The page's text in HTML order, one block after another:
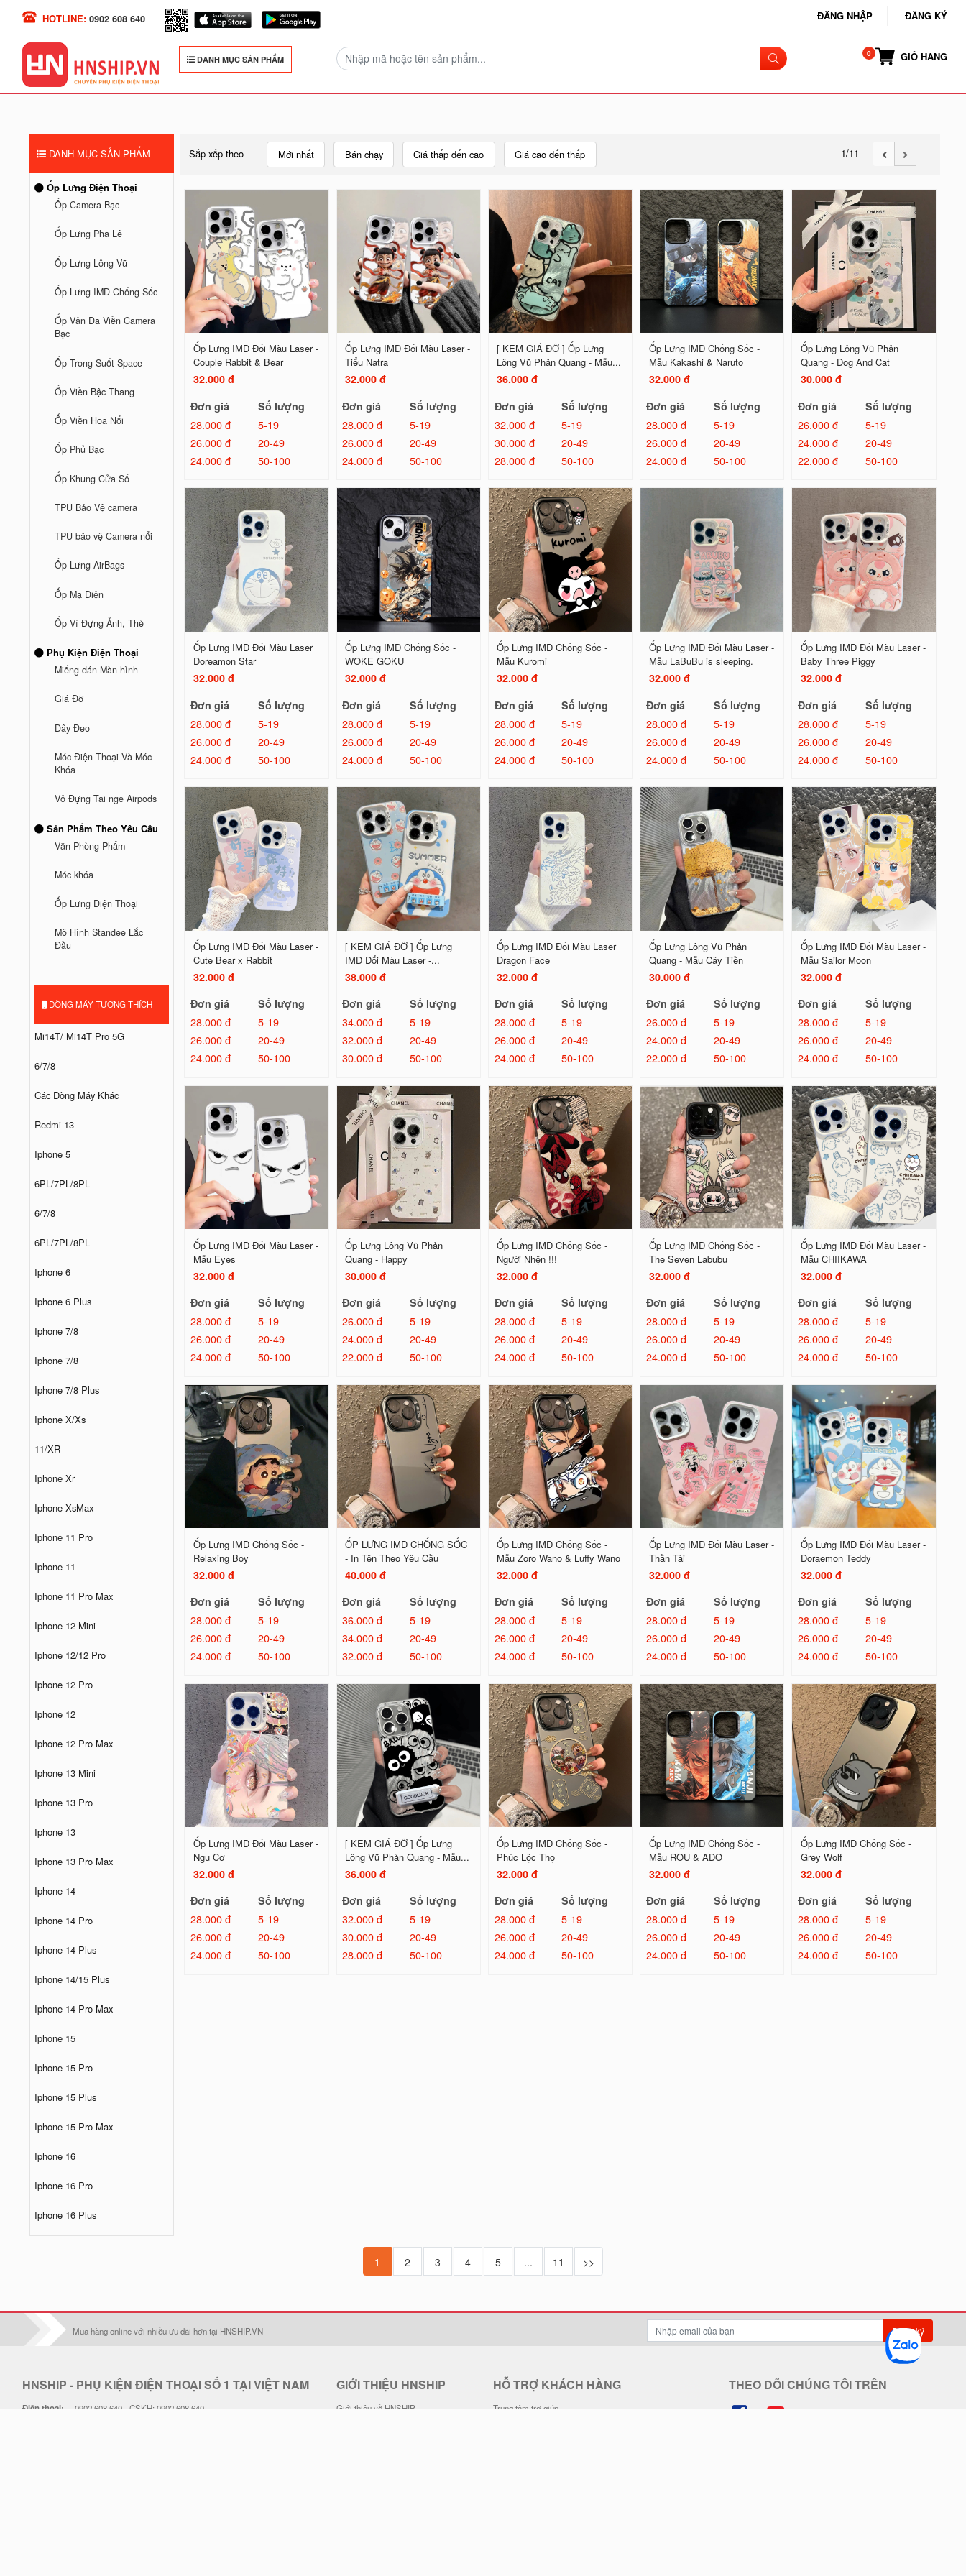
HOTLINE: 0902 608 640 ĐĂNG NHẬP ĐĂNG KÝ
DANH MỤC SẢN PHẨM GIỎ HÀNG
DANH MỤC SẢN PHẨM
Ốp Lưng Điện Thoại
Ốp Camera Bạc
Ốp Lưng Pha Lê
Ốp Lưng Lông Vũ
Ốp Lưng IMD Chống Sốc
Ốp Vân Da Viền Camera
Bạc
Ốp Trong Suốt Space
Ốp Viền Bậc Thang
Ốp Viền Hoa Nổi
Ốp Phủ Bạc
Ốp Khung Cửa Sổ
TPU Bảo Vệ camera
TPU bảo vệ Camera nổi
Ốp Lưng AirBags
Ốp Mạ Điện
Ốp Ví Đựng Ảnh, Thẻ
Phụ Kiện Điện Thoại
Miếng dán Màn hình
Giá Đỡ
Dây Đeo
Móc Điện Thoại Và Móc
Khóa
Vỏ Đựng Tai nge Airpods
Sản Phẩm Theo Yêu Cầu
Văn Phòng Phẩm
Móc khóa
Ốp Lưng Điện Thoại
Mô Hình Standee Lắc
Đầu
DÒNG MÁY TƯƠNG THÍCH
Mi14T/ Mi14T Pro 5G
6/7/8
Các Dòng Máy Khác
Redmi 13
Iphone 5
6PL/7PL/8PL
6/7/8
6PL/7PL/8PL
Iphone 6
Iphone 6 Plus
Iphone 7/8
Iphone 7/8
Iphone 7/8 Plus
Iphone X/Xs
11/XR
Iphone Xr
Iphone XsMax
Iphone 11 Pro
Iphone 11
Iphone 11 Pro Max
Iphone 12 Mini
Iphone 12/12 Pro
Iphone 12 Pro
Iphone 12
Iphone 12 Pro Max
Iphone 13 Mini
Iphone 13 Pro
Iphone 13
Iphone 13 Pro Max
Iphone 14
Iphone 14 Pro
Iphone 14 Plus
Iphone 14/15 Plus
Iphone 14 Pro Max
Iphone 15
Iphone 15 Pro
Iphone 15 Plus
Iphone 15 Pro Max
Iphone 16
Iphone 16 Pro
Iphone 16 Plus
Iphone 17 Air
Oppo F1S/A59
Sắp xếp theo Mới nhất Bán chạy Giá thấp đến cao Giá cao đến thấp 1/11
Ốp Lưng IMD Đổi Màu Laser -
Couple Rabbit & Bear
32.000 đ
Đơn giá
Số lượng
28.000 đ
5-19
26.000 đ
20-49
24.000 đ
50-100
Ốp Lưng IMD Đổi Màu Laser -
Tiểu Natra
32.000 đ
Đơn giá
Số lượng
28.000 đ
5-19
26.000 đ
20-49
24.000 đ
50-100
[ KÈM GIÁ ĐỠ ] Ốp Lưng
Lông Vũ Phản Quang - Mẫu...
36.000 đ
Đơn giá
Số lượng
32.000 đ
5-19
30.000 đ
20-49
28.000 đ
50-100
Ốp Lưng IMD Chống Sốc -
Mẫu Kakashi & Naruto
32.000 đ
Đơn giá
Số lượng
28.000 đ
5-19
26.000 đ
20-49
24.000 đ
50-100
Ốp Lưng Lông Vũ Phản
Quang - Dog And Cat
30.000 đ
Đơn giá
Số lượng
26.000 đ
5-19
24.000 đ
20-49
22.000 đ
50-100
Ốp Lưng IMD Đổi Màu Laser
Doreamon Star
32.000 đ
Đơn giá
Số lượng
28.000 đ
5-19
26.000 đ
20-49
24.000 đ
50-100
Ốp Lưng IMD Chống Sốc -
WOKE GOKU
32.000 đ
Đơn giá
Số lượng
28.000 đ
5-19
26.000 đ
20-49
24.000 đ
50-100
Ốp Lưng IMD Chống Sốc -
Mẫu Kuromi
32.000 đ
Đơn giá
Số lượng
28.000 đ
5-19
26.000 đ
20-49
24.000 đ
50-100
Ốp Lưng IMD Đổi Màu Laser -
Mẫu LaBuBu is sleeping.
32.000 đ
Đơn giá
Số lượng
28.000 đ
5-19
26.000 đ
20-49
24.000 đ
50-100
Ốp Lưng IMD Đổi Màu Laser -
Baby Three Piggy
32.000 đ
Đơn giá
Số lượng
28.000 đ
5-19
26.000 đ
20-49
24.000 đ
50-100
Ốp Lưng IMD Đổi Màu Laser -
Cute Bear x Rabbit
32.000 đ
Đơn giá
Số lượng
28.000 đ
5-19
26.000 đ
20-49
24.000 đ
50-100
[ KÈM GIÁ ĐỠ ] Ốp Lưng
IMD Đổi Màu Laser -...
38.000 đ
Đơn giá
Số lượng
34.000 đ
5-19
32.000 đ
20-49
30.000 đ
50-100
Ốp Lưng IMD Đổi Màu Laser
Dragon Face
32.000 đ
Đơn giá
Số lượng
28.000 đ
5-19
26.000 đ
20-49
24.000 đ
50-100
Ốp Lưng Lông Vũ Phản
Quang - Mẫu Cây Tiền
30.000 đ
Đơn giá
Số lượng
26.000 đ
5-19
24.000 đ
20-49
22.000 đ
50-100
Ốp Lưng IMD Đổi Màu Laser -
Mẫu Sailor Moon
32.000 đ
Đơn giá
Số lượng
28.000 đ
5-19
26.000 đ
20-49
24.000 đ
50-100
Ốp Lưng IMD Đổi Màu Laser -
Mẫu Eyes
32.000 đ
Đơn giá
Số lượng
28.000 đ
5-19
26.000 đ
20-49
24.000 đ
50-100
Ốp Lưng Lông Vũ Phản
Quang - Happy
30.000 đ
Đơn giá
Số lượng
26.000 đ
5-19
24.000 đ
20-49
22.000 đ
50-100
Ốp Lưng IMD Chống Sốc -
Người Nhện !!!
32.000 đ
Đơn giá
Số lượng
28.000 đ
5-19
26.000 đ
20-49
24.000 đ
50-100
Ốp Lưng IMD Chống Sốc -
The Seven Labubu
32.000 đ
Đơn giá
Số lượng
28.000 đ
5-19
26.000 đ
20-49
24.000 đ
50-100
Ốp Lưng IMD Đổi Màu Laser -
Mẫu CHIIKAWA
32.000 đ
Đơn giá
Số lượng
28.000 đ
5-19
26.000 đ
20-49
24.000 đ
50-100
Ốp Lưng IMD Chống Sốc -
Relaxing Boy
32.000 đ
Đơn giá
Số lượng
28.000 đ
5-19
26.000 đ
20-49
24.000 đ
50-100
ỐP LƯNG IMD CHỐNG SỐC
- In Tên Theo Yêu Cầu
40.000 đ
Đơn giá
Số lượng
36.000 đ
5-19
34.000 đ
20-49
32.000 đ
50-100
Ốp Lưng IMD Chống Sốc -
Mẫu Zoro Wano & Luffy Wano
32.000 đ
Đơn giá
Số lượng
28.000 đ
5-19
26.000 đ
20-49
24.000 đ
50-100
Ốp Lưng IMD Đổi Màu Laser -
Thần Tài
32.000 đ
Đơn giá
Số lượng
28.000 đ
5-19
26.000 đ
20-49
24.000 đ
50-100
Ốp Lưng IMD Đổi Màu Laser -
Doraemon Teddy
32.000 đ
Đơn giá
Số lượng
28.000 đ
5-19
26.000 đ
20-49
24.000 đ
50-100
Ốp Lưng IMD Đổi Màu Laser -
Ngu Cơ
32.000 đ
Đơn giá
Số lượng
28.000 đ
5-19
26.000 đ
20-49
24.000 đ
50-100
[ KÈM GIÁ ĐỠ ] Ốp Lưng
Lông Vũ Phản Quang - Mẫu...
36.000 đ
Đơn giá
Số lượng
32.000 đ
5-19
30.000 đ
20-49
28.000 đ
50-100
Ốp Lưng IMD Chống Sốc -
Phúc Lộc Thọ
32.000 đ
Đơn giá
Số lượng
28.000 đ
5-19
26.000 đ
20-49
24.000 đ
50-100
Ốp Lưng IMD Chống Sốc -
Mẫu ROU & ADO
32.000 đ
Đơn giá
Số lượng
28.000 đ
5-19
26.000 đ
20-49
24.000 đ
50-100
Ốp Lưng IMD Chống Sốc -
Grey Wolf
32.000 đ
Đơn giá
Số lượng
28.000 đ
5-19
26.000 đ
20-49
24.000 đ
50-100
1 2 3 4 5 ... 11 >>
Mua hàng online với nhiều ưu đãi hơn tại HNSHIP.VN Đăng ký
HNSHIP - PHỤ KIỆN ĐIỆN THOẠI SỐ 1 TẠI VIỆT NAM
Điện thoại: 0902 608 640 - CSKH: 0902 608 640
GIỚI THIỆU HNSHIP
Giới thiệu về HNSHIP
HỖ TRỢ KHÁCH HÀNG
Trung tâm trợ giúp
THEO DÕI CHÚNG TÔI TRÊN